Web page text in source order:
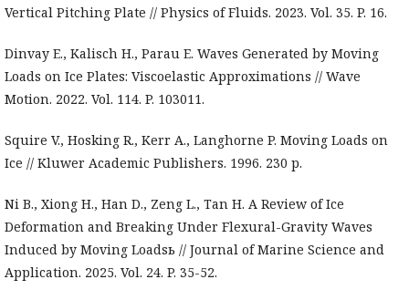
Vertical Pitching Plate // Physics of Fluids. 2023. Vol. 35. P. 16.
Dinvay E., Kalisch H., Parau E. Waves Generated by Moving
Loads on Ice Plates: Viscoelastic Approximations // Wave
Motion. 2022. Vol. 114. P. 103011.
Squire V., Hosking R., Kerr A., Langhorne P. Moving Loads on
Ice // Kluwer Academic Publishers. 1996. 230 p.
Ni B., Xiong H., Han D., Zeng L., Tan H. A Review of Ice
Deformation and Breaking Under Flexural-Gravity Waves
Induced by Moving Loadsь // Journal of Marine Science and
Application. 2025. Vol. 24. P. 35-52.